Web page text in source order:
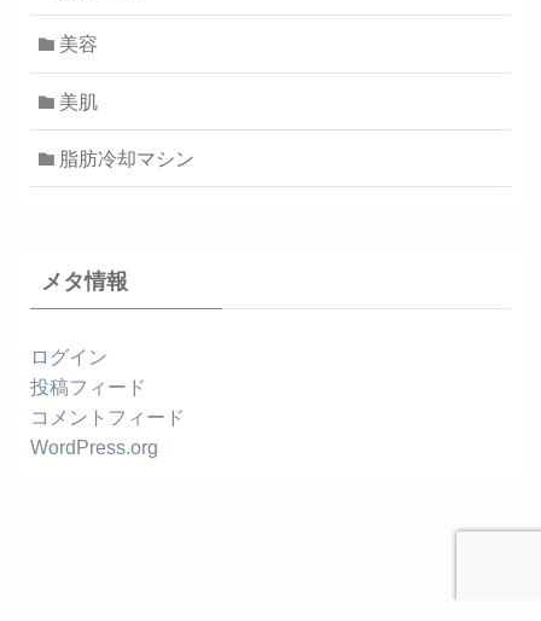
美容
美肌
脂肪冷却マシン
メタ情報
ログイン
投稿フィード
コメントフィード
WordPress.org